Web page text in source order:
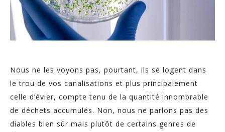
Nous ne les voyons pas, pourtant, ils se logent dans
le trou de vos canalisations et plus principalement
celle d’évier, compte tenu de la quantité innombrable
de déchets accumulés. Non, nous ne parlons pas des
diables bien sûr mais plutôt de certains genres de